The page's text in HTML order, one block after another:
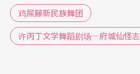
鸡屎藤新民族舞团
许丙丁文学舞蹈剧场─府城仙怪志